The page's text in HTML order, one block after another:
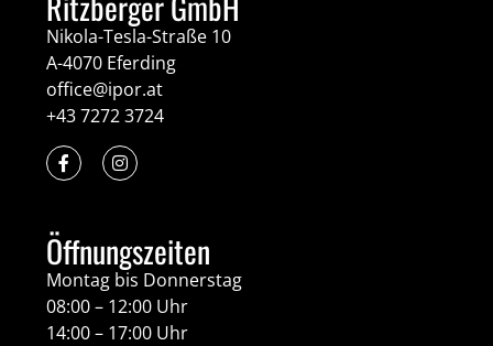
Nikola-Tesla-Straße 10
A-4070 Eferding
office@ipor.at
+43 7272 3724
Öffnungszeiten
Montag bis Donnerstag
08:00 – 12:00 Uhr
14:00 – 17:00 Uhr